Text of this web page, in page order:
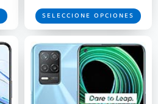
SELECCIONE OPCIONES